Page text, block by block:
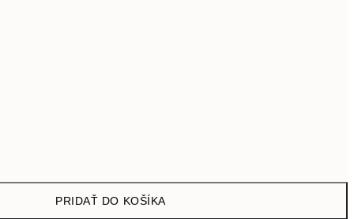
PRIDAŤ DO KOŠÍKA